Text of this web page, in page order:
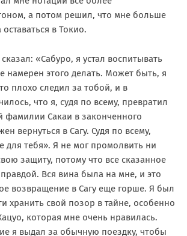
а потом решил, что мне больше
в Токио.
«Сабуро, я устал воспитывать
намерен этого делать. Может быть, я
плохо следил за тобой, и в
что я, судя по всему, превратил
фамилии Сакаи в законченного
вернуться в Сагу. Судя по всему,
для тебя». Я не мог промолвить ни
защиту, потому что все сказанное
Вся вина была на мне, и это
возвращение в Сагу еще горше. Я был
хранить свой позор в тайне, особенно
которая мне очень нравилась.
я выдал за обычную поездку, чтобы